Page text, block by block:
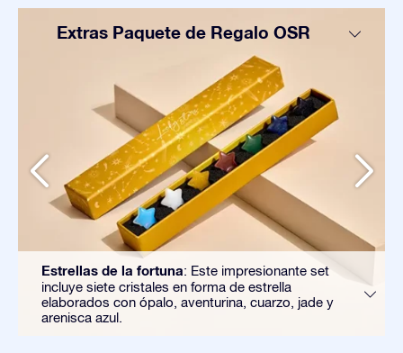
Extras Paquete de Regalo OSR
Estrellas de la fortuna: Este impresionante set
incluye siete cristales en forma de estrella
elaborados con ópalo, aventurina, cuarzo, jade y
arenisca azul.